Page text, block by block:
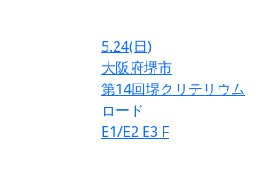
5.24(日)
大阪府堺市
第14回堺クリテリウム
ロード
E1/E2 E3 F